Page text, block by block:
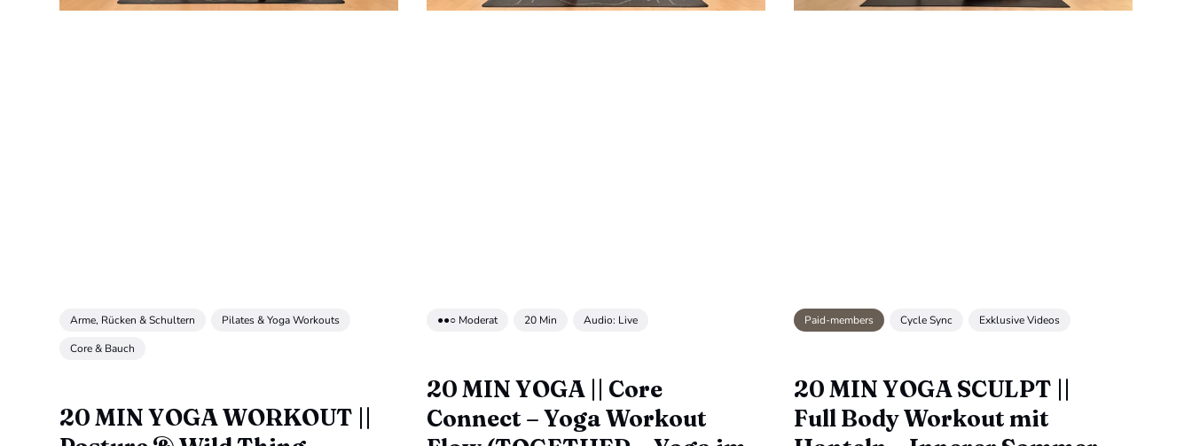
Arme, Rücken & Schultern
Pilates & Yoga Workouts
Core & Bauch
20 MIN YOGA WORKOUT ||
●●○ Moderat 20 Min Audio: Live
20 MIN YOGA || Core
Connect – Yoga Workout
Paid-members Cycle Sync Exklusive Videos
20 MIN YOGA SCULPT ||
Full Body Workout mit